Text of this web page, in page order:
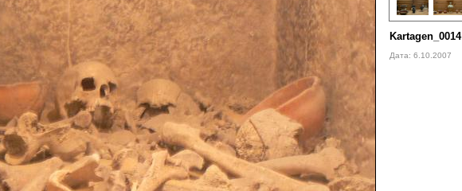
Kartagen_0014
Дата: 6.10.2007